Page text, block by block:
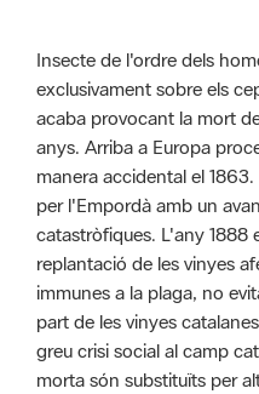
Insecte de l'ordre dels
exclusivament sobre els
acaba provocant la mort
anys. Arriba a Europa
manera accidental el
per l'Empordà amb un
catastròfiques. L'any 1888
replantació de les vinyes
immunes a la plaga, no
part de les vinyes
greu crisi social al camp
morta són substituïts per